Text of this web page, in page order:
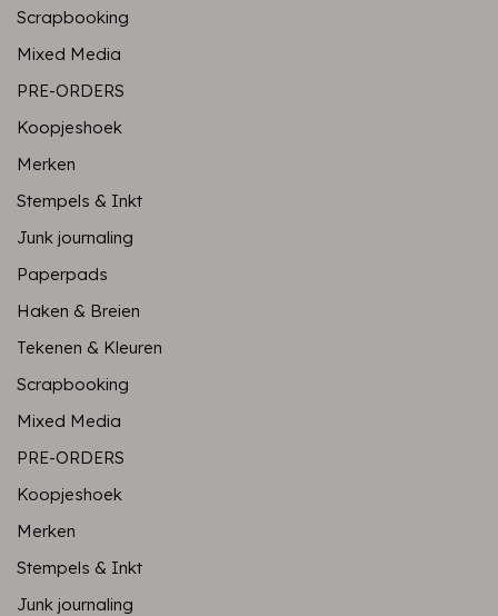
Scrapbooking
Mixed Media
PRE-ORDERS
Koopjeshoek
Merken
Stempels & Inkt
Junk journaling
Paperpads
Haken & Breien
Tekenen & Kleuren
Scrapbooking
Mixed Media
PRE-ORDERS
Koopjeshoek
Merken
Stempels & Inkt
Junk journaling